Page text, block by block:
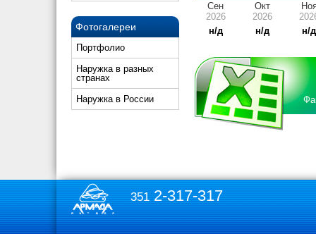
Фотогалереи
Портфолио
Наружка в разных
странах
Наружка в России
Сен
2026
н/д
Окт
2026
н/д
н/д
3512-317-317